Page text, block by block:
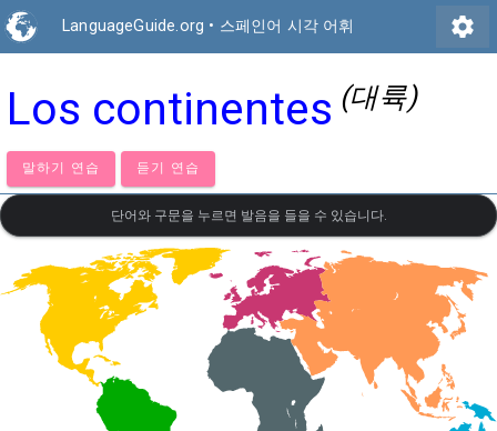
LanguageGuide.org • 스페인어 시각 어휘 settings
Los continentes (대륙)
말하기 연습 듣기 연습
단어와 구문을 누르면 발음을 들을 수 있습니다.